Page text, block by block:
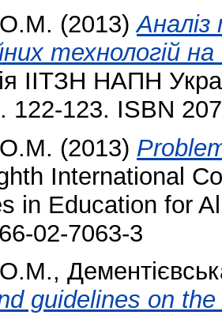
О.М. (2013)Аналіз
технологій
ІІТЗН НАПН
122-123. ISBN
О.М. (2013)
International
in Education for
02-7063-3
О.М.,
guidelines on